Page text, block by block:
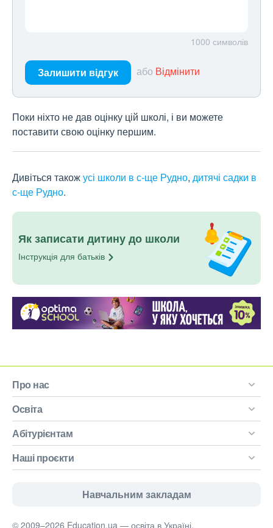
1000 символів
Залишити відгук або Відмінити
Поки ніхто не дав оцінку цій школі, і ви можете
поставити свою оцінку першим.
Дивіться такожусі школи в с-ще Рудно, дитячі садки в
с-ще Рудно.
Як записати дитину до школи
Інструкція для батьків
Про нас
Освіта
Абітурієнтам
Наші проєкти
Навчальним закладам
© 2009–2026 Education.ua — освіта в Україні.